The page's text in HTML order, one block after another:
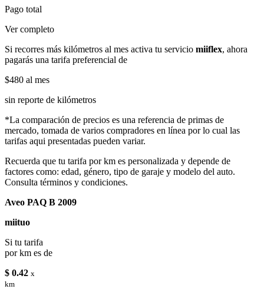
Pago total
Ver completo
Si recorres más kilómetros al mes activa tu servicio miiflex, ahora
pagarás una tarifa preferencial de
$480 al mes
sin reporte de kilómetros
*La comparación de precios es una referencia de primas de
mercado, tomada de varios compradores en línea por lo cual las
tarifas aqui presentadas pueden variar.
Recuerda que tu tarifa por km es personalizada y depende de
factores como: edad, género, tipo de garaje y modelo del auto.
Consulta términos y condiciones.
Aveo PAQ B 2009
miituo
Si tu tarifa
por km es de
$ 0.42 x
km